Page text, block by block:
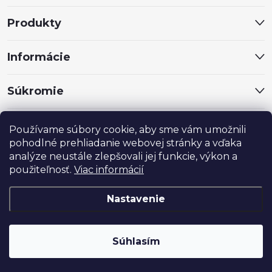
Používame súbory cookie, aby sme vám umožnili
pohodlné prehliadanie webovej stránky a vďaka
analýze neustále zlepšovali jej funkcie, výkon a
použiteľnosť. Viac informácií
Nastavenie
Súhlasím
e
Produkty
Informácie
Súkromie
Sociálne siete
Copyright 2024MARROY®. Všetky práva vyhradené.